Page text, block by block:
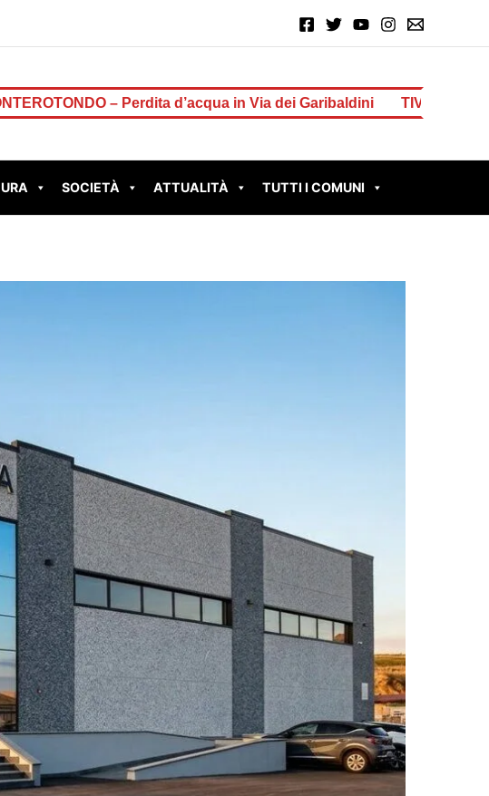
Perdita d’acqua in Via dei Garibaldini TIVOLI – Il sindaco
SOCIETÀ ATTUALITÀ TUTTI I COMUNI